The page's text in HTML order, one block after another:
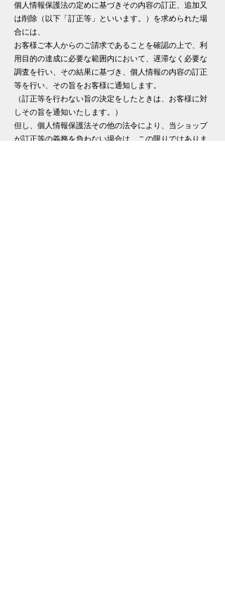
個人情報保護法の定めに基づきその内容の訂正、追加又
は削除（以下「訂正等」といいます。）を求められた場
合には、
お客様ご本人からのご請求であることを確認の上で、利
用目的の達成に必要な範囲内において、遅滞なく必要な
調査を行い、 その結果に基づき、個人情報の内容の訂正
等を行い、その旨をお客様に通知します。
（訂正等を行わない旨の決定をしたときは、お客様に対
しその旨を通知いたします。）
但し、個人情報保護法その他の法令により、当ショップ
が訂正等の義務を負わない場合は、この限りではありま